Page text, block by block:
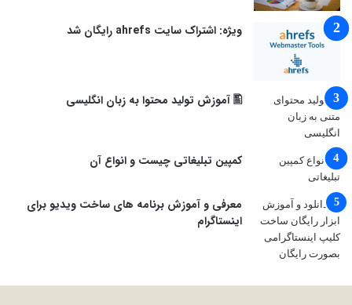
ویژه: اشتراک سایت ahrefs رایگان شد
🖺 آموزش تولید محتوا به زبان انگلیسی
کمپین تبلیغاتی چیست و انواع آن
معرفی و آموزش برنامه های ساخت ویدیو برای
اینستاگرام